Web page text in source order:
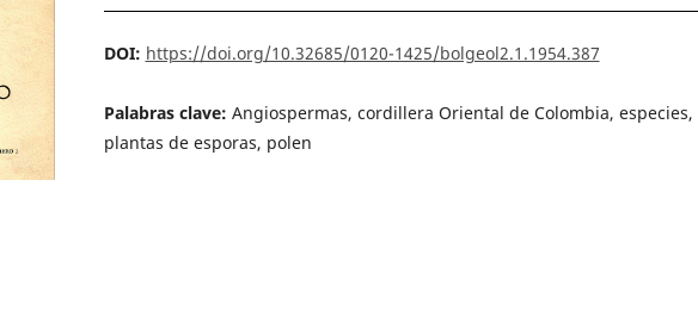
DOI: https://doi.org/10.32685/0120-1425/bolgeol2.1.1954.387
Palabras clave: Angiospermas, cordillera Oriental de Colombia, especies,
plantas de esporas, polen